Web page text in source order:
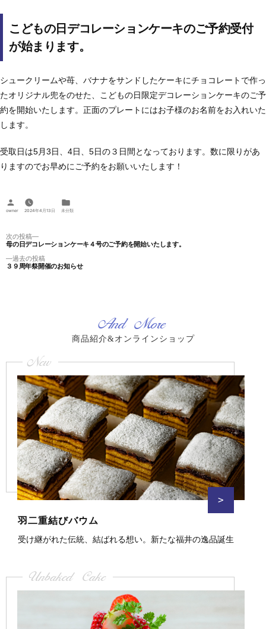
こどもの日デコレーションケーキのご予約受付
が始まります。
シュークリームや苺、バナナをサンドしたケーキにチョコレートで作っ
たオリジナル兜をのせた、こどもの日限定デコレーションケーキのご予
約を開始いたします。正面のプレートにはお子様のお名前をお入れいた
します。
受取日は5月3日、4日、5日の３日間となっております。数に限りがあ
りますのでお早めにご予約をお願いいたします！
owner 2024年4月13日
テ
未分類
投
稿
ナ 過去の投稿過
去
３９周年祭開催のお知らせ
次の投稿
次
の
稿:
母の日デコレーションケーキ４号のご予約を開始いたします。
And More
商品紹介&オンラインショップ
New
>
羽二重結びバウム
受け継がれた伝統、結ばれる想い。新たな福井の逸品誕生
Unbaked Cake